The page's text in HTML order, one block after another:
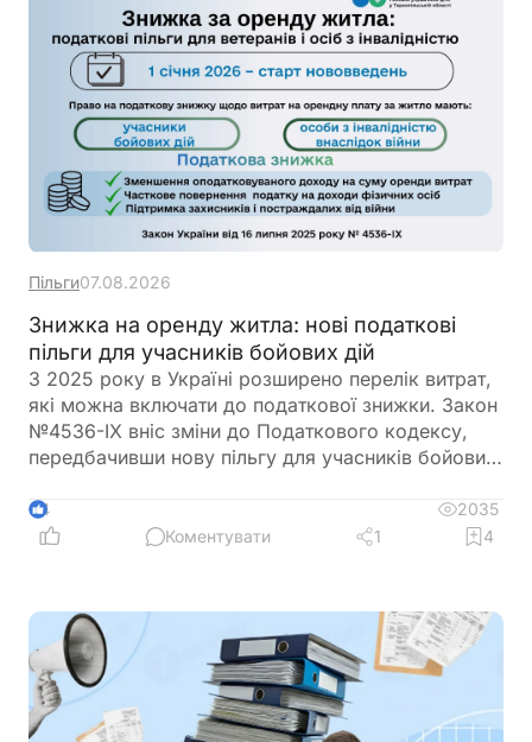
Пільги07.08.2026
Знижка на оренду житла: нові податкові
пільги для учасників бойових дій
З 2025 року в Україні розширено перелік витрат,
які можна включати до податкової знижки. Закон
№4536-IX вніс зміни до Податкового кодексу,
передбачивши нову пільгу для учасників бойових
Відтепер вони можуть отримати податкову
знижку за оренду житла, якщо виконані
30 мінімальних зарплат на рік
4
2035
Коментувати
1 4